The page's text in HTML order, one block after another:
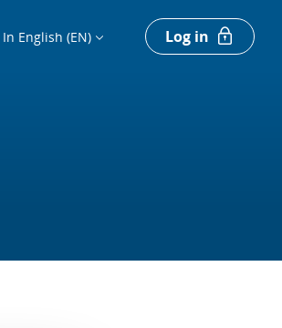
In English (EN) Log in